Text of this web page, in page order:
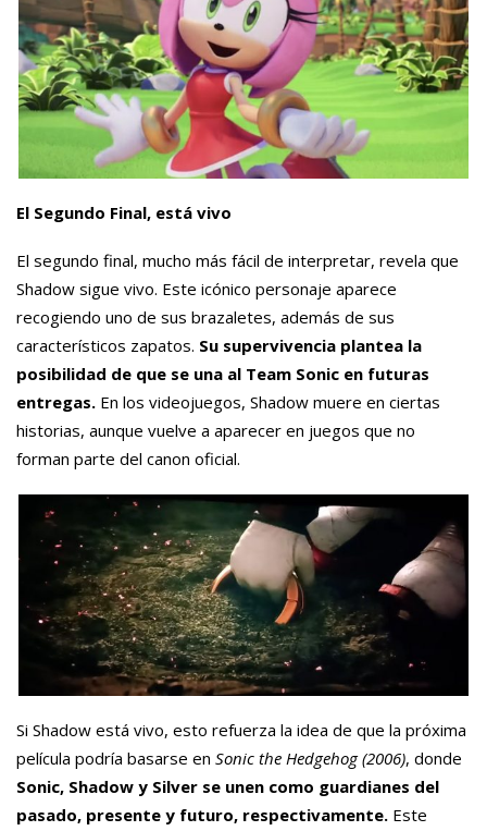
El Segundo Final, está vivo
El segundo final, mucho más fácil de interpretar, revela que
Shadow sigue vivo. Este icónico personaje aparece
recogiendo uno de sus brazaletes, además de sus
característicos zapatos. Su supervivencia plantea la
posibilidad de que se una al Team Sonic en futuras
entregas. En los videojuegos, Shadow muere en ciertas
historias, aunque vuelve a aparecer en juegos que no
forman parte del canon oficial.
Si Shadow está vivo, esto refuerza la idea de que la próxima
película podría basarse en Sonic the Hedgehog (2006), donde
Sonic, Shadow y Silver se unen como guardianes del
pasado, presente y futuro, respectivamente. Este